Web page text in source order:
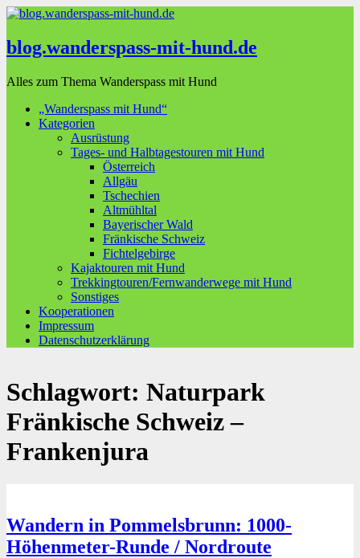
blog.wanderspass-mit-hund.de
Alles zum Thema Wanderspass mit Hund
„Wanderspass mit Hund“
Kategorien
Ausrüstung
Tages- und Halbtagestouren mit Hund
Österreich
Allgäu
Tschechien
Altmühltal
Bayerischer Wald
Fränkische Schweiz
Fichtelgebirge
Kajaktouren mit Hund
Trekkingtouren/Fernwanderwege mit Hund
Sonstiges
Kooperationen
Impressum
Datenschutzerklärung
Schlagwort: Naturpark
Fränkische Schweiz –
Frankenjura
Wandern in Pommelsbrunn: 1000-
Höhenmeter-Runde / Nordroute